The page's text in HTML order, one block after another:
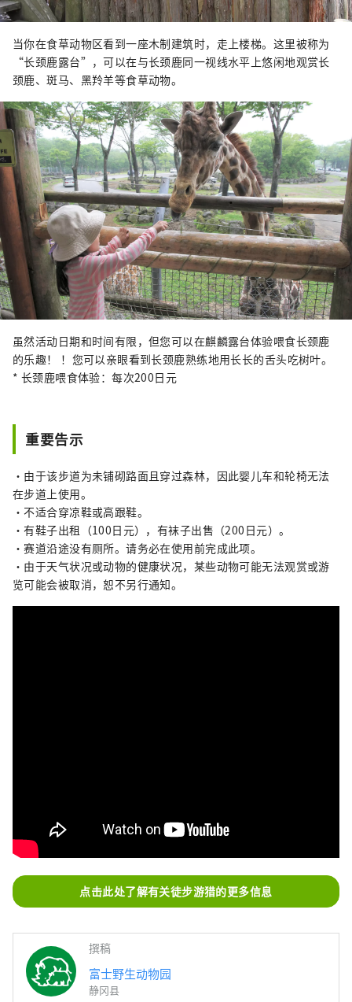
当你在食草动物区看到一座木制建筑时，走上楼梯。这里被称为
“长颈鹿露台”，可以在与长颈鹿同一视线水平上悠闲地观赏长
颈鹿、斑马、黑羚羊等食草动物。
虽然活动日期和时间有限，但您可以在麒麟露台体验喂食长颈鹿
的乐趣！ ！您可以亲眼看到长颈鹿熟练地用长长的舌头吃树叶。
* 长颈鹿喂食体验：每次200日元
重要告示
・由于该步道为未铺砌路面且穿过森林，因此婴儿车和轮椅无法
在步道上使用。
・不适合穿凉鞋或高跟鞋。
・有鞋子出租（100日元），有袜子出售（200日元）。
・赛道沿途没有厕所。请务必在使用前完成此项。
・由于天气状况或动物的健康状况，某些动物可能无法观赏或游
览可能会被取消，恕不另行通知。
点击此处了解有关徒步游猎的更多信息
撰稿
富士野生动物园
静冈县